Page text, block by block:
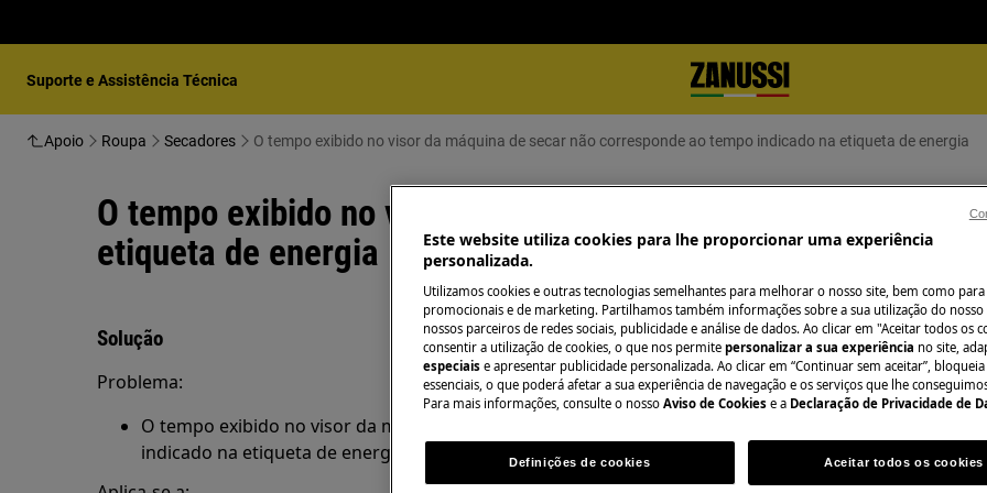
Suporte e Assistência Técnica
Apoio Roupa Secadores O tempo exibido no visor da máquina de secar não corresponde ao tempo indicado na etiqueta de energia
O tempo exibido no visor da máquina de secar não
etiqueta de energia
Solução
Problema:
O tempo exibido no visor da máquina de secar não corresponde ao tempo
indicado na etiqueta de energia
Precisa de
Não se
assistência
Este website utiliza cookies para lhe proporcionar uma experiência
personalizada.
Utilizamos cookies e outras tecnologias semelhantes para melhorar o nosso site, bem como
promocionais e de marketing. Partilhamos também informações sobre a sua utilização do nosso
nossos parceiros de redes sociais, publicidade e análise de dados. Ao clicar em "Aceitar todos os
consentir a utilização de cookies, o que nos permite personalizar a sua experiência no site,
especiais e apresentar publicidade personalizada. Ao clicar em “Continuar sem aceitar”,
essenciais, o que poderá afetar a sua experiência de navegação e os serviços que lhe
Para mais informações, consulte o nosso Aviso de Cookies e a Declaração de Privacidade de
Definições de cookies Aceitar todos os cookies